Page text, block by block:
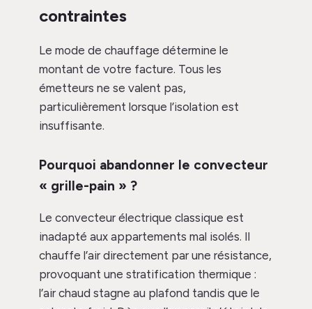
contraintes
Le mode de chauffage détermine le
montant de votre facture. Tous les
émetteurs ne se valent pas,
particulièrement lorsque l’isolation est
insuffisante.
Pourquoi abandonner le convecteur
« grille-pain » ?
Le convecteur électrique classique est
inadapté aux appartements mal isolés. Il
chauffe l’air directement par une résistance,
provoquant une stratification thermique :
l’air chaud stagne au plafond tandis que le